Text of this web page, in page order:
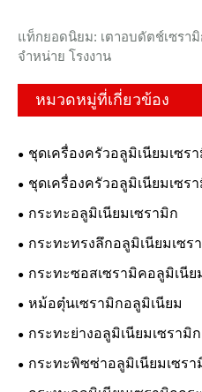
แท็กยอดนิยม: เตาอบดัตช์เซรา
จำหน่าย โรงงาน
หมวดหมู่ที่เกี่ยวข้อง
ชุดเครื่องครัวอลูมิเนียมเซร
ชุดเครื่องครัวอลูมิเนียมเซร
กระทะอลูมิเนียมเซรามิก
กระทะทรงลึกอลูมิเนียมเซร
กระทะซอสเซรามิคอลูมิเนีย
หม้อตุ๋นเซรามิกอลูมิเนียม
กระทะย่างอลูมิเนียมเซรามิก
กระทะพิซซ่าอลูมิเนียมเซรา